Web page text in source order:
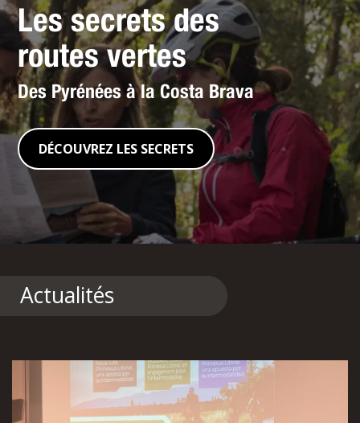
Les secrets des
routes vertes
Des Pyrénées à la Costa Brava
DÉCOUVREZ LES SECRETS
Actualités